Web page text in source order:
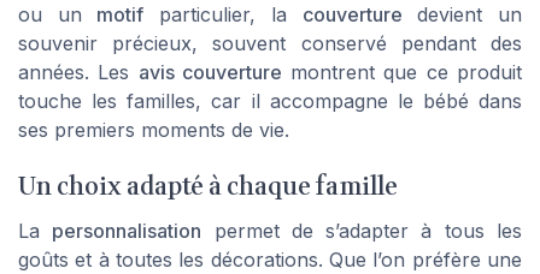
ou un motif particulier, la couverture devient un
souvenir précieux, souvent conservé pendant des
années. Les avis couverture montrent que ce produit
touche les familles, car il accompagne le bébé dans
ses premiers moments de vie.
Un choix adapté à chaque famille
La personnalisation permet de s’adapter à tous les
goûts et à toutes les décorations. Que l’on préfère une